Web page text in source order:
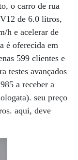
o carro de rua
de 6.0 litros,
h e acelerar de
é oferecida em
599 clientes e
testes avançados
a receber a
seu preço
aqui, deve